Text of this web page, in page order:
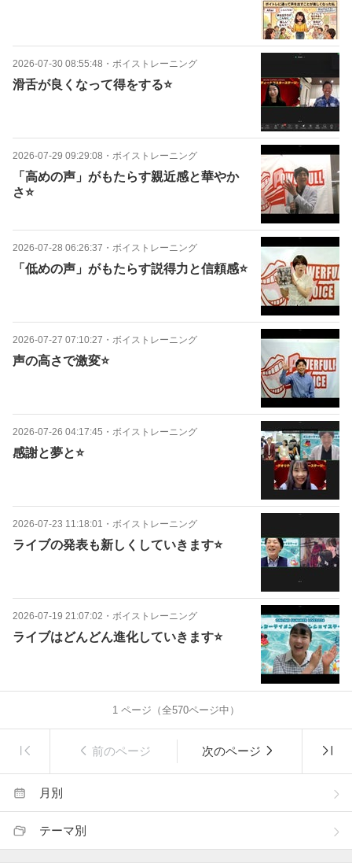
2026-07-30 08:55:48 ・ ボイストレーニング
滑舌が良くなって得をする⭐️
2026-07-29 09:29:08 ・ ボイストレーニング
「高めの声」がもたらす親近感と華やか
さ⭐️
2026-07-28 06:26:37 ・ ボイストレーニング
「低めの声」がもたらす説得力と信頼感⭐️
2026-07-27 07:10:27 ・ ボイストレーニング
声の高さで激変⭐️
2026-07-26 04:17:45 ・ ボイストレーニング
感謝と夢と⭐️
2026-07-23 11:18:01 ・ ボイストレーニング
ライブの発表も新しくしていきます⭐️
2026-07-19 21:07:02 ・ ボイストレーニング
ライブはどんどん進化していきます⭐️
1 ページ（全570ページ中）
前のページ 次のページ
月別
テーマ別